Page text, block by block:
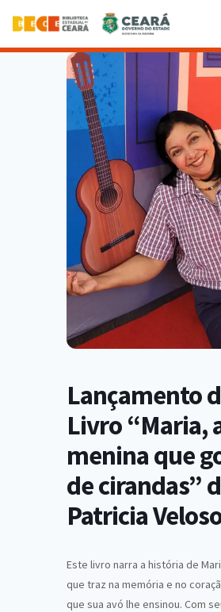
Lançamento
Livro “Maria,
menina que
de cirandas”
Patricia
Este livro narra a história de
que traz na memória e no
que sua avó lhe ensinou. Com